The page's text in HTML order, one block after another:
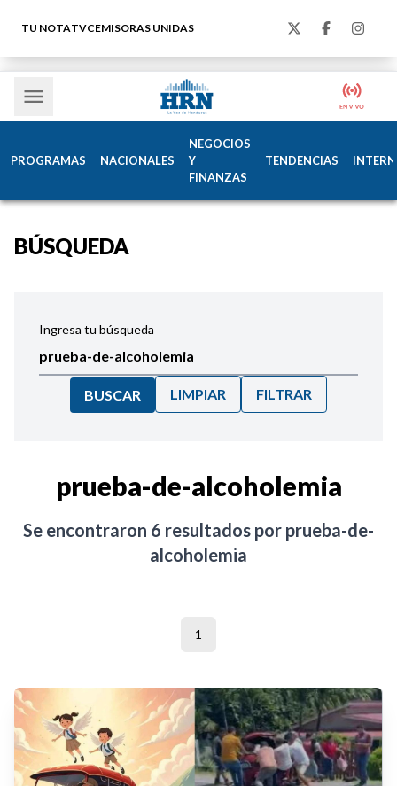
TU NOTATVCEMISORAS UNIDAS
PROGRAMAS NACIONALES
NEGOCIOS
Y
FINANZAS
TENDENCIAS
BÚSQUEDA
Ingresa tu búsqueda
BUSCAR LIMPIAR FILTRAR
prueba-de-alcoholemia
Se encontraron 6 resultados por prueba-de-
alcoholemia
1